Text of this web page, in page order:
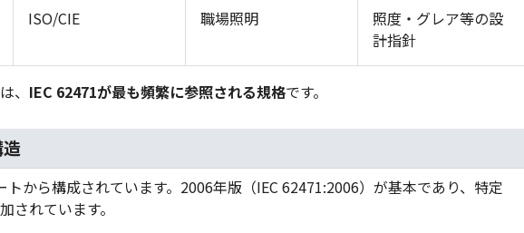
ISO/CIE 職場照明
照度・グレア等の設
計指針
、 IEC 62471が最も頻繁に参照される規格です。
トから構成されています。2006年版（IEC 62471:2006）が基本であり、特定
されています。